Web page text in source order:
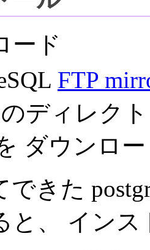
ード
FTP
ディレク
ダウンロ
できた
と、 イン